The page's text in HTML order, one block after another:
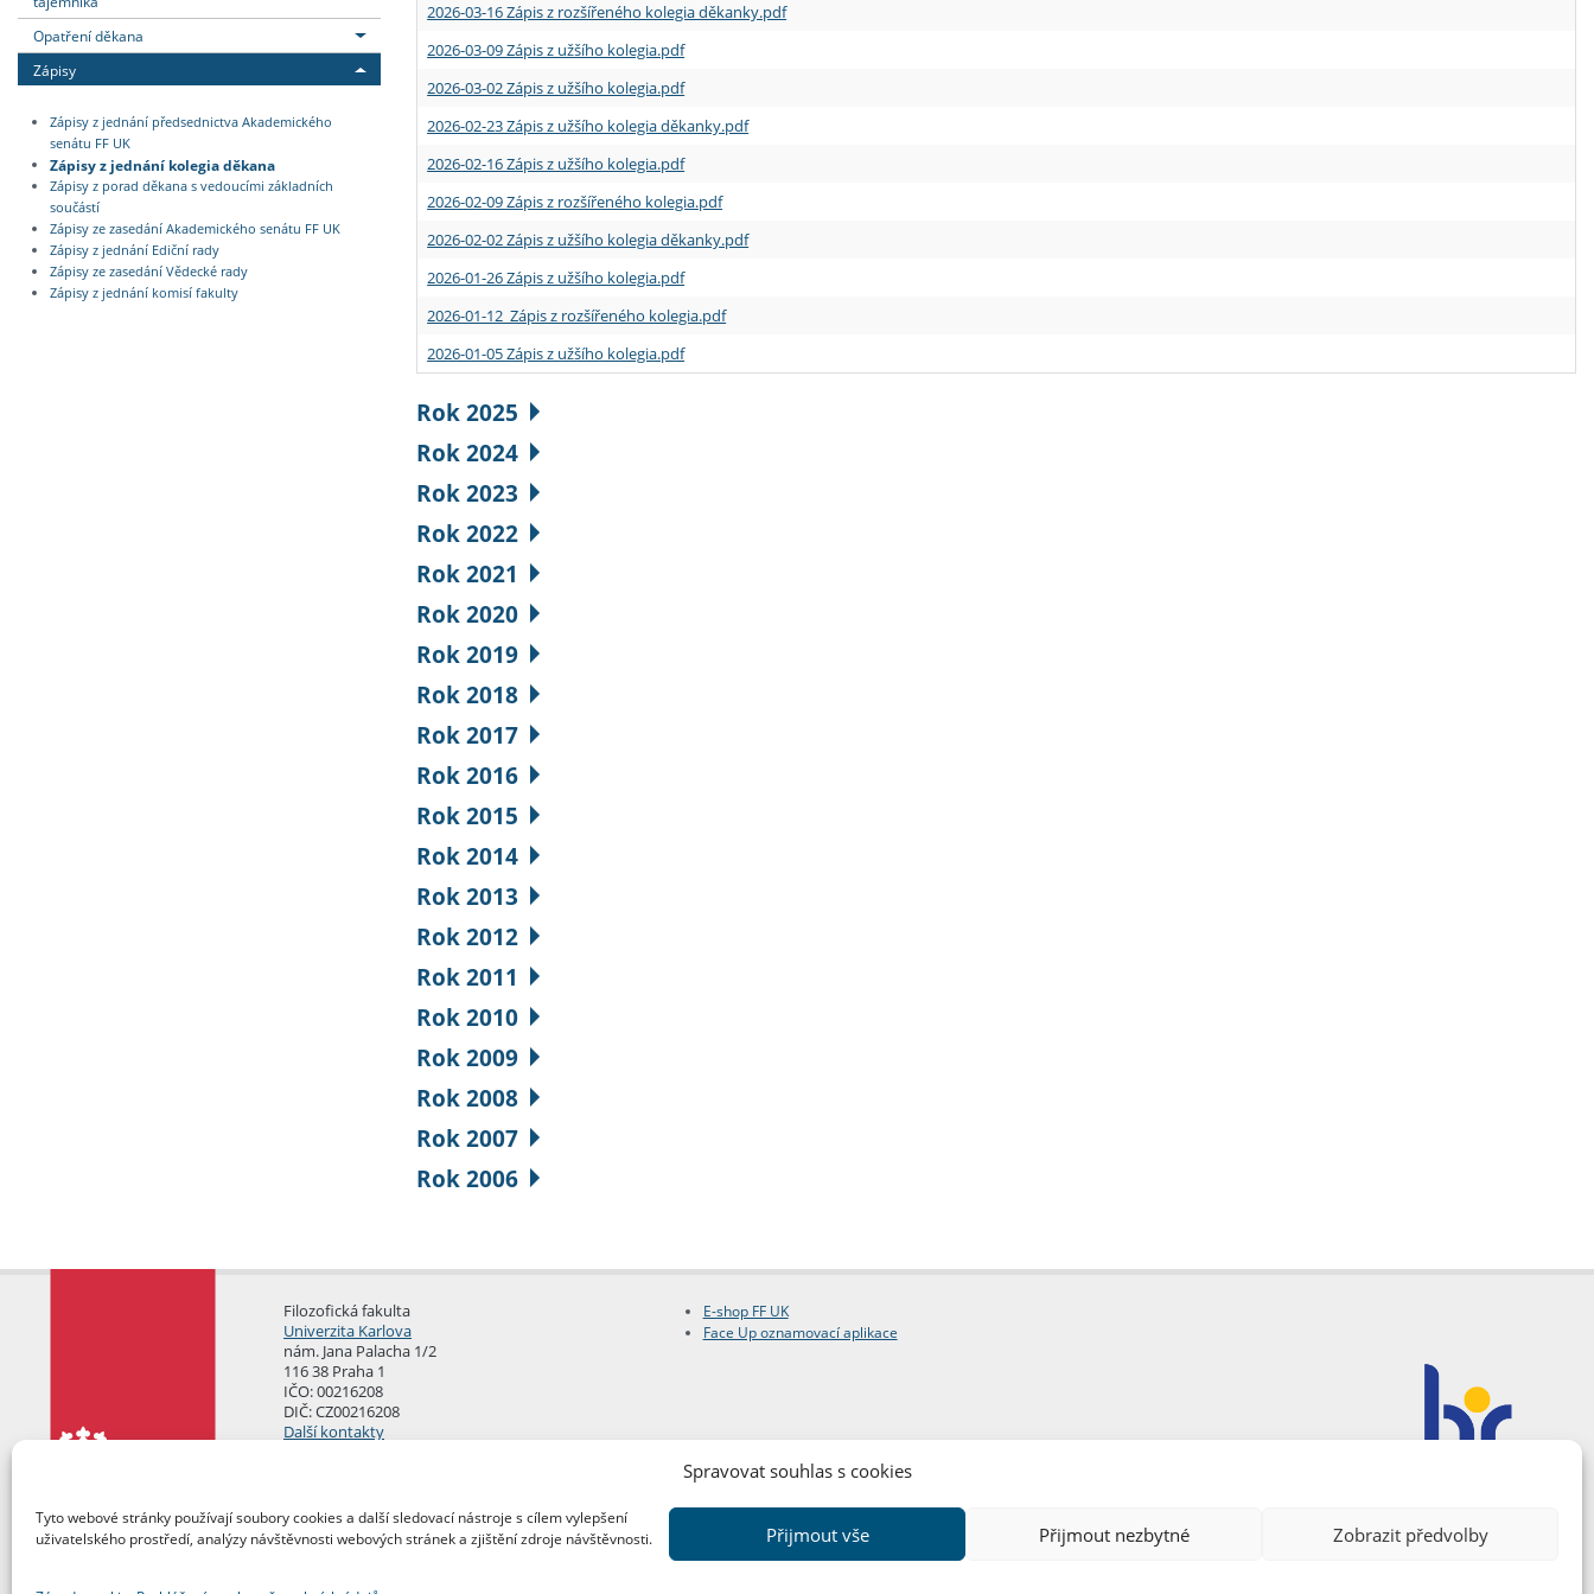
Spravovat souhlas s cookies
Tyto webové stránky používají soubory cookies a další sledovací nástroje s cílem vylepšení
uživatelského prostředí, analýzy návštěvnosti webových stránek a zjištění zdroje návštěvnosti.
Přijmout vše Přijmout nezbytné Zobrazit předvolby
Opatření děkana
Zápisy
Zápisy z jednání předsednictva Akademického
senátu FF UK
Zápisy z jednání kolegia děkana
Zápisy z porad děkana s vedoucími základních
součástí
Zápisy ze zasedání Akademického senátu FF UK
Zápisy z jednání Ediční rady
Zápisy ze zasedání Vědecké rady
Zápisy z jednání komisí fakulty
2026-03-16 Zápis z rozšířeného kolegia děkanky.pdf
2026-03-09 Zápis z užšího kolegia.pdf
2026-03-02 Zápis z užšího kolegia.pdf
2026-02-23 Zápis z užšího kolegia děkanky.pdf
2026-02-16 Zápis z užšího kolegia.pdf
2026-02-09 Zápis z rozšířeného kolegia.pdf
2026-02-02 Zápis z užšího kolegia děkanky.pdf
2026-01-26 Zápis z užšího kolegia.pdf
2026-01-12 Zápis z rozšířeného kolegia.pdf
2026-01-05 Zápis z užšího kolegia.pdf
Rok 2025
Rok 2024
Rok 2023
Rok 2022
Rok 2021
Rok 2020
Rok 2019
Rok 2018
Rok 2017
Rok 2016
Rok 2015
Rok 2014
Rok 2013
Rok 2012
Rok 2011
Rok 2010
Rok 2009
Rok 2008
Rok 2007
Rok 2006
Filozofická fakulta
Univerzita Karlova
nám. Jana Palacha 1/2
116 38 Praha 1
IČO: 00216208
DIČ: CZ00216208
Další kontakty
E-shop FF UK
Face Up oznamovací aplikace